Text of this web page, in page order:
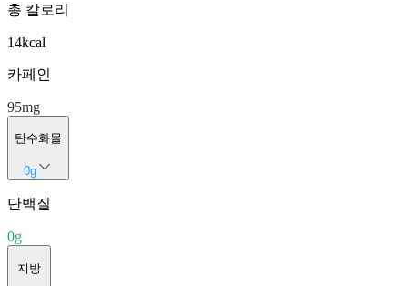
총 칼로리
14kcal
카페인
95mg
탄수화물
0g
단백질
0g
지방